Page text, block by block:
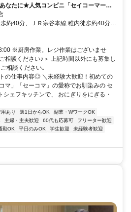
なたに★人気コンビニ「セイコーマー
約40分、ＪＲ宗谷本線 稚内徒歩約40分、
67分
※厨房作業。レジ作業はございませ
相談ください♪＞ 上記時間以外にも募集し
相談ください｡
の仕事内容◎ ＼未経験大歓迎！初めての
マ」「セーコマ」の愛称でお馴染みの セ
シェフキッチンで、 おにぎりをにぎる・
あり 週1日からOK
副業・WワークOK
主婦・主夫歓迎 60代も応募可
フリーター歓迎
勤OK 平日のみOK 学生歓迎
未経験者歓迎